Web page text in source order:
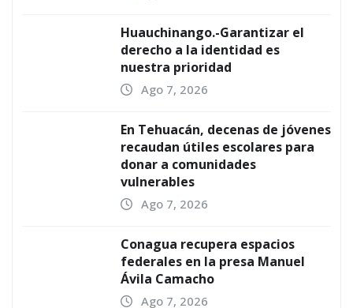
Huauchinango.-Garantizar el
derecho a la identidad es
nuestra prioridad
Ago 7, 2026
En Tehuacán, decenas de jóvenes
recaudan útiles escolares para
donar a comunidades
vulnerables
Ago 7, 2026
Conagua recupera espacios
federales en la presa Manuel
Ávila Camacho
Ago 7, 2026